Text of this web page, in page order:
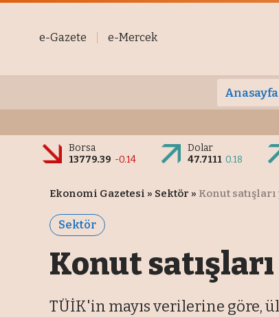
e-Gazete e-Mercek
Anasayfa
Borsa
13779.39 -0.14
Dolar
47.7111 0.18
Ekonomi Gazetesi » Sektör » Konut satışları
Sektör
Konut satışları
TÜİK'in mayıs verilerine göre,